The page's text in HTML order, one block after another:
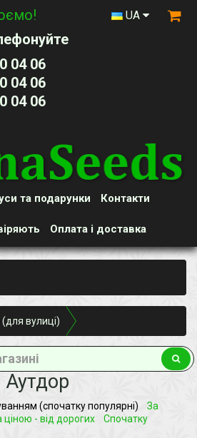
UA
04 06
04 06
04 06
Контакти
та подарунки
Оплата і доставка
вулиці)
Аутдор
(спочатку популярні)
За
ціною - від дорогих
Спочатку